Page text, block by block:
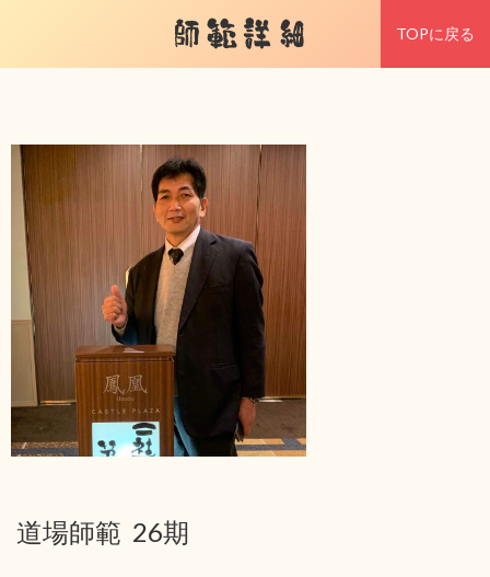
師範詳細 TOPに戻る
道場師範 26期